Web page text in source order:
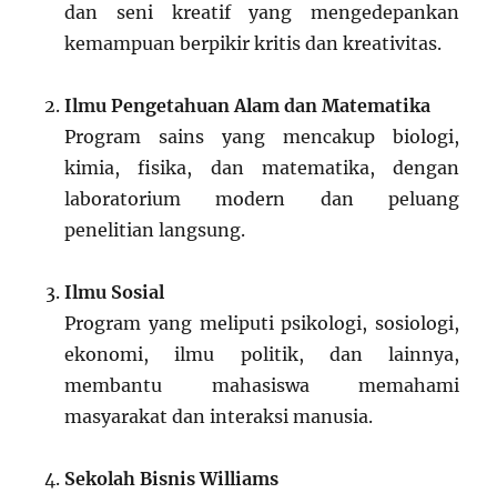
dan seni kreatif yang mengedepankan
kemampuan berpikir kritis dan kreativitas.
Ilmu Pengetahuan Alam dan Matematika
Program sains yang mencakup biologi,
kimia, fisika, dan matematika, dengan
laboratorium modern dan peluang
penelitian langsung.
Ilmu Sosial
Program yang meliputi psikologi, sosiologi,
ekonomi, ilmu politik, dan lainnya,
membantu mahasiswa memahami
masyarakat dan interaksi manusia.
Sekolah Bisnis Williams